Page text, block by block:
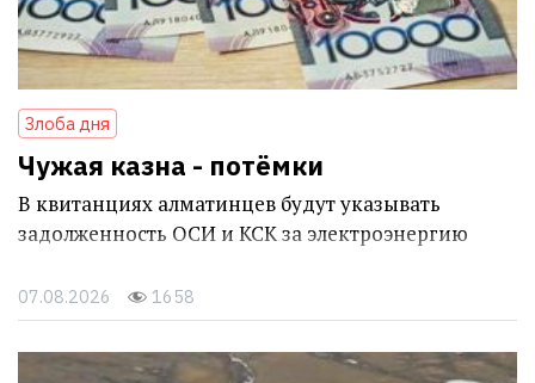
Злоба дня
Чужая казна - потёмки
В квитанциях алматинцев будут указывать
задолженность ОСИ и КСК за электроэнергию
07.08.2026 1658